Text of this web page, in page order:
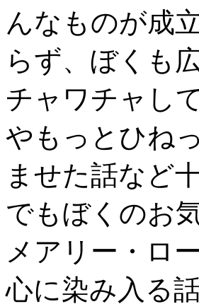
んなものが成
らず、ぼくも
チャワチャし
やもっとひね
ませた話など
でもぼくのお
メアリー・ロ
心に染み入る